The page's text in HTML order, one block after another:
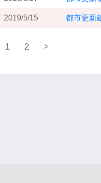
2019/5/15 都市更新
1 2 >